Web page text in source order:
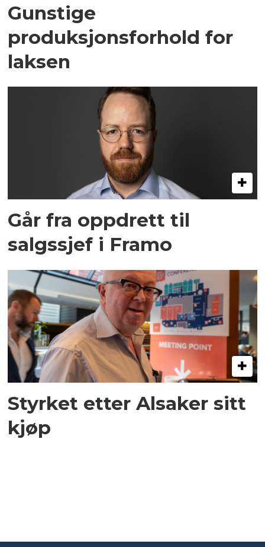
Gunstige
produksjonsforhold for
laksen
Går fra oppdrett til
salgssjef i Framo
Styrket etter Alsaker sitt
kjøp